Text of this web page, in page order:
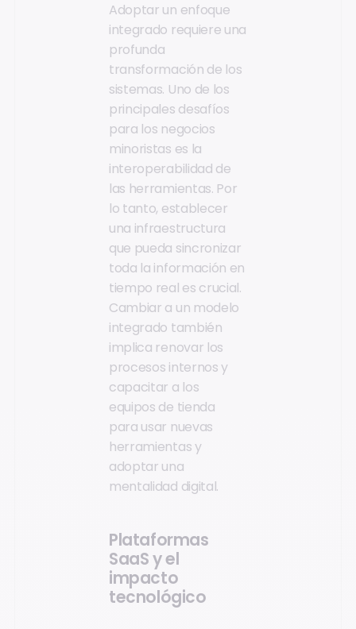
Adoptar un enfoque
integrado requiere una
profunda
transformación de los
sistemas. Uno de los
principales desafíos
para los negocios
minoristas es la
interoperabilidad de
las herramientas. Por
lo tanto, establecer
una infraestructura
que pueda sincronizar
toda la información en
tiempo real es crucial.
Cambiar a un modelo
integrado también
implica renovar los
procesos internos y
capacitar a los
equipos de tienda
para usar nuevas
herramientas y
adoptar una
mentalidad digital.
Plataformas
SaaS y el
impacto
tecnológico